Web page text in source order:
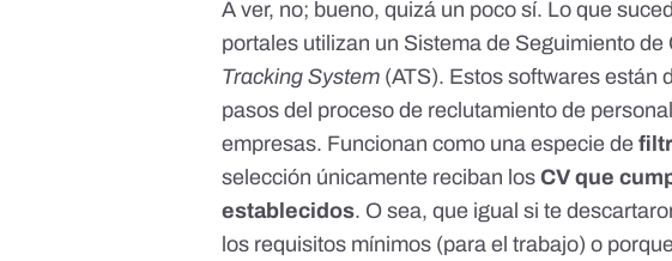
A ver, no; bueno, quizá un poco sí. Lo que
portales utilizan un Sistema de Seguimiento de
Tracking System (ATS). Estos softwares están
pasos del proceso de reclutamiento de
empresas. Funcionan como una especie de
selección únicamente reciban losCV que
establecidos. O sea, que igual si te
los requisitos mínimos (para el trabajo) o porque